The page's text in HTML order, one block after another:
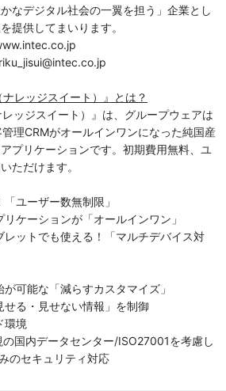
なデジタル社会の一翼を担う」企業とし
提供してまいります。
レッジスイート）』とは？
ッジスイート）』は、グループウェアは
理CRMがオールインワンになった純国産
プリケーションです。初期費用無料、ユ
ただけます。
ユーザー数無制限」
ケーションが「オールインワン」
ットでも使える！「マルチデバイス対
可能な「減らすカスタマイズ」
る・見せない情報」を制御
環境
国内データセンター/ISO27001を考慮し
のセキュリティ対応